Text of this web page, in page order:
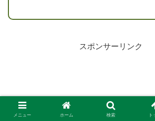
スポンサーリンク
メニュー ホーム 検索 ト